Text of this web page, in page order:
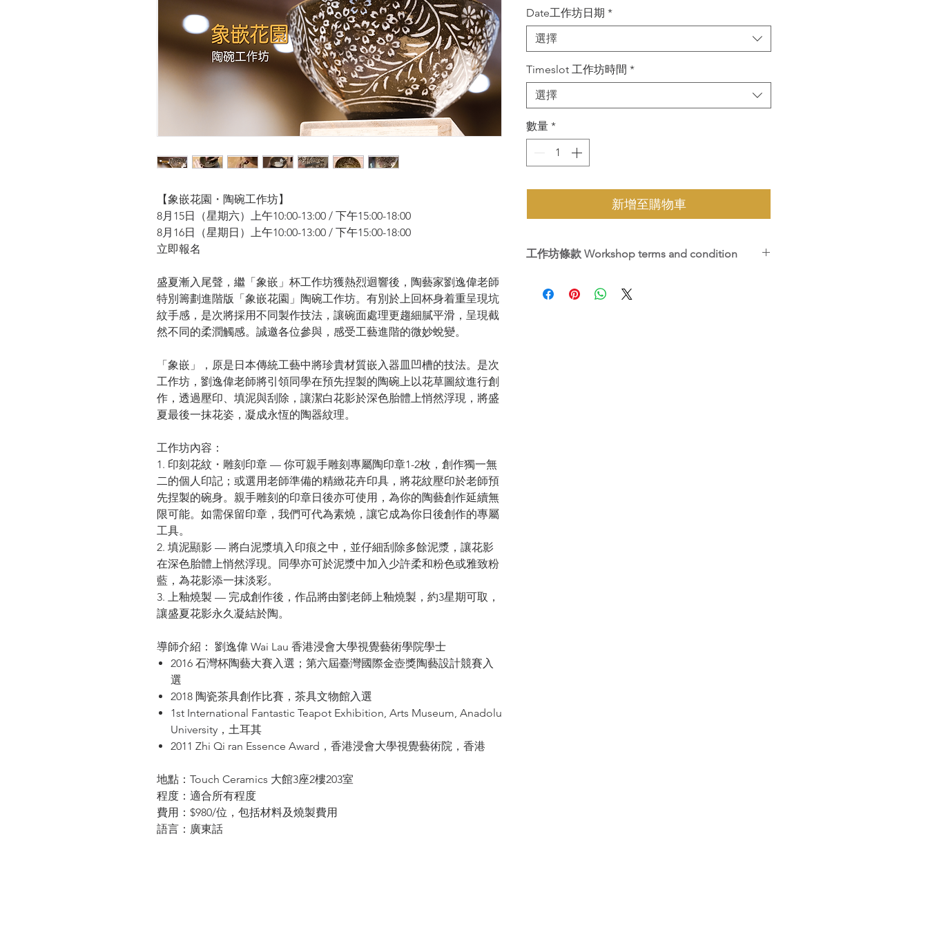
【象嵌花園・陶碗工作坊】
8月15日（星期六）上午10:00-13:00 / 下午15:00-18:00
8月16日（星期日）上午10:00-13:00 / 下午15:00-18:00
立即報名
盛夏漸入尾聲，繼「象嵌」杯工作坊獲熱烈迴響後，陶藝家劉逸偉老師
特別籌劃進階版「象嵌花園」陶碗工作坊。有別於上回杯身着重呈現坑
紋手感，是次將採用不同製作技法，讓碗面處理更趨細膩平滑，呈現截
然不同的柔潤觸感。誠邀各位參與，感受工藝進階的微妙蛻變。
「象嵌」，原是日本傳統工藝中將珍貴材質嵌入器皿凹槽的技法。是次
工作坊，劉逸偉老師將引領同學在預先捏製的陶碗上以花草圖紋進行創
作，透過壓印、填泥與刮除，讓潔白花影於深色胎體上悄然浮現，將盛
夏最後一抹花姿，凝成永恆的陶器紋理。
工作坊內容：
1. 印刻花紋・雕刻印章 — 你可親手雕刻專屬陶印章1-2枚，創作獨一無
二的個人印記；或選用老師準備的精緻花卉印具，將花紋壓印於老師預
先捏製的碗身。親手雕刻的印章日後亦可使用，為你的陶藝創作延續無
限可能。如需保留印章，我們可代為素燒，讓它成為你日後創作的專屬
工具。
2. 填泥顯影 — 將白泥漿填入印痕之中，並仔細刮除多餘泥漿，讓花影
在深色胎體上悄然浮現。同學亦可於泥漿中加入少許柔和粉色或雅致粉
藍，為花影添一抹淡彩。
3. 上釉燒製 — 完成創作後，作品將由劉老師上釉燒製，約3星期可取，
讓盛夏花影永久凝結於陶。
導師介紹： 劉逸偉 Wai Lau 香港浸會大學視覺藝術學院學士
2016 石灣杯陶藝大賽入選；第六屆臺灣國際金壺獎陶藝設計競賽入
選
2018 陶瓷茶具創作比賽，茶具文物館入選
1st International Fantastic Teapot Exhibition, Arts Museum, Anadolu
University，土耳其
2011 Zhi Qi ran Essence Award，香港浸會大學視覺藝術院，香港
地點：Touch Ceramics 大館3座2樓203室
程度：適合所有程度
費用：$980/位，包括材料及燒製費用
語言：廣東話
Date工作坊日期 *
選擇
Timeslot 工作坊時間 *
選擇
數量 *
新增至購物車
工作坊條款 Workshop terms and condition
生將不獲退款或補課。All payment is non-refundable.